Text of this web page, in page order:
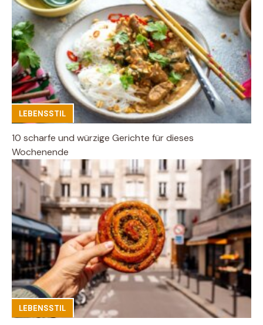
LEBENSSTIL
10 scharfe und würzige Gerichte für dieses
Wochenende
LEBENSSTIL